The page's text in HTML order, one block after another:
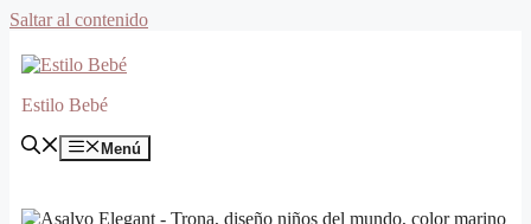
Saltar al contenido
Estilo Bebé
Menú